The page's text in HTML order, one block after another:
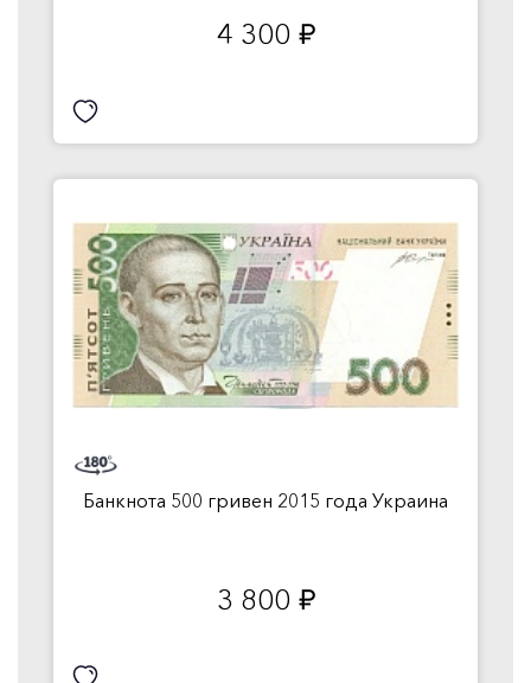
4 300 руб.
Банкнота 500 гривен 2015 года Украина
3 800 руб.